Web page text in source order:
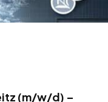
(m/w/d) –